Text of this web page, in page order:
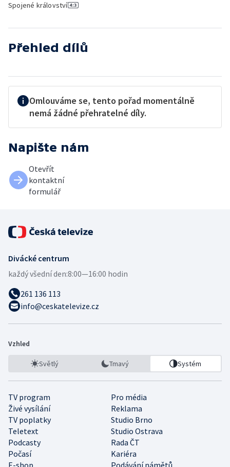
Spojené království
Přehled dílů
Omlouváme se, tento pořad momentálně
nemá žádné přehratelné díly.
Napište nám
Otevřít
kontaktní
formulář
Divácké centrum
každý všední den:8:00—16:00 hodin
261 136 113
info@ceskatelevize.cz
Vzhled
Světlý Tmavý Systém
TV program
Pro média
Živé vysílání
Reklama
TV poplatky
Studio Brno
Teletext
Studio Ostrava
Podcasty
Rada ČT
Počasí
Kariéra
E-shop
Podávání námětů